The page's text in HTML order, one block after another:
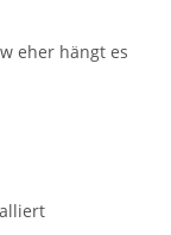
eher hängt es